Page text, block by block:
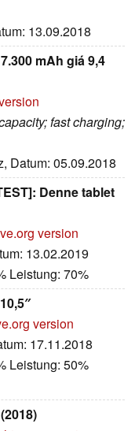
13.09.2018
mAh giá 9,4
fast charging;
Datum: 05.09.2018
Denne tablet
version
13.02.2019
Leistung: 70%
version
17.11.2018
Leistung: 50%